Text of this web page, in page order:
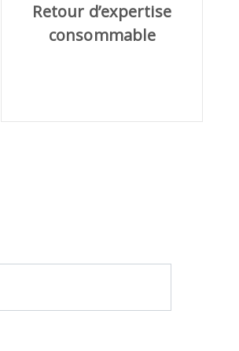
Perceuses
Perceuses magnétiques
Retour d’expertise
consommable